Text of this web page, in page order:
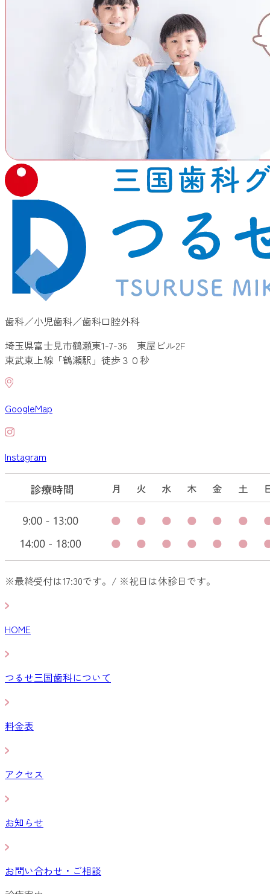
歯科／小児歯科／歯科口腔外科
埼玉県富士見市鶴瀬東1-7-36 東屋ビル2F
東武東上線「鶴瀬駅」徒歩３０秒
GoogleMap
Instagram
※最終受付は17:30です。/ ※祝日は休診日です。
HOME
つるせ三国歯科について
料金表
アクセス
お知らせ
お問い合わせ・ご相談